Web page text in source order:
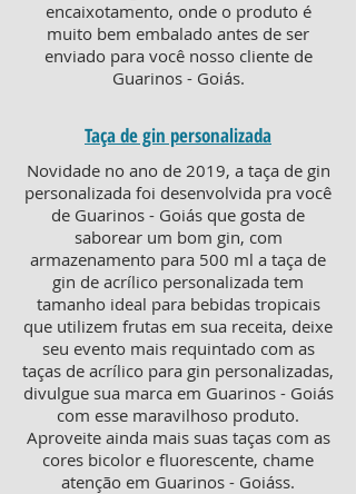
encaixotamento, onde o produto é
muito bem embalado antes de ser
enviado para você nosso cliente de
Guarinos - Goiás.
Taça de gin personalizada
Novidade no ano de 2019, a taça de gin
personalizada foi desenvolvida pra você
de Guarinos - Goiás que gosta de
saborear um bom gin, com
armazenamento para 500 ml a taça de
gin de acrílico personalizada tem
tamanho ideal para bebidas tropicais
que utilizem frutas em sua receita, deixe
seu evento mais requintado com as
taças de acrílico para gin personalizadas,
divulgue sua marca em Guarinos - Goiás
com esse maravilhoso produto.
Aproveite ainda mais suas taças com as
cores bicolor e fluorescente, chame
atenção em Guarinos - Goiáss.